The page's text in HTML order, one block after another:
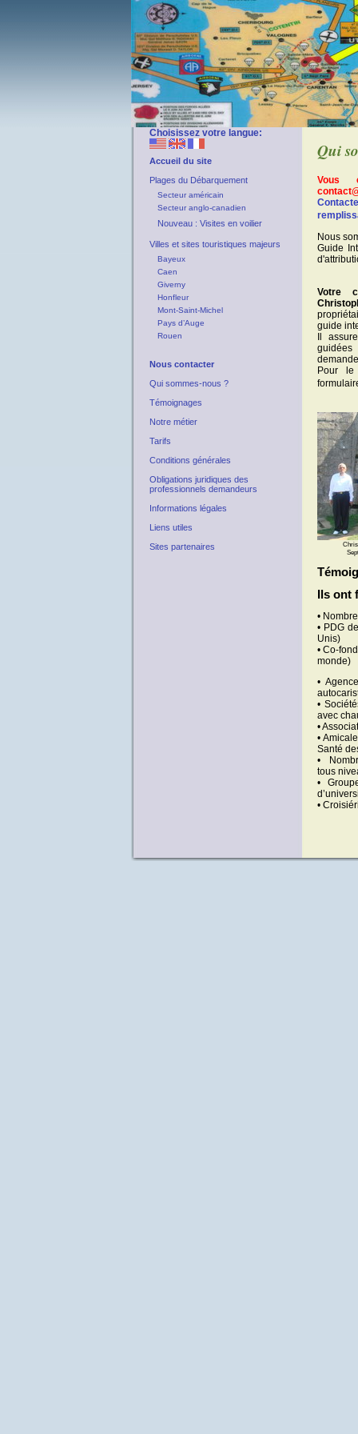
Choisissez votre langue:
Accueil du site
Plages du Débarquement
Secteur américain
Secteur anglo-canadien
Nouveau : Visites en voilier
Villes et sites touristiques majeurs
Bayeux
Caen
Giverny
Honfleur
Mont-Saint-Michel
Pays d’Auge
Rouen
Nous contacter
Qui sommes-nous ?
Témoignages
Notre métier
Tarifs
Conditions générales
Obligations juridiques des
professionnels demandeurs
Informations légales
Liens utiles
Sites partenaires
Qui
Vous
Nous
Guide
Votre
guide
Il
Pour le
Ils
•
• PDG
Unis)
• Co-
monde)
•
•
avec
•
•
Santé
•
tous
•
•